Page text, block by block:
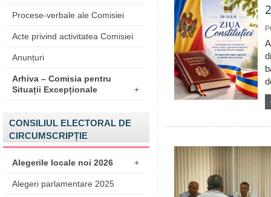
Procese-verbale ale Comisiei
Acte privind activitatea Comisiei
Anunțuri
Arhiva – Comisia pentru
Situații Excepționale
+
CONSILIUL ELECTORAL DE
CIRCUMSCRIPȚIE
Alegerile locale noi 2026 +
Alegeri parlamentare 2025